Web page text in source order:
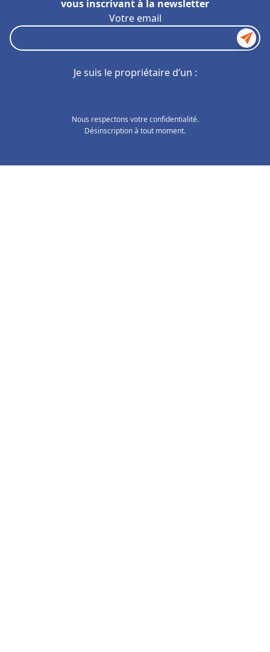
vous inscrivant à la newsletter
Votre email
Je suis le propriétaire d’un :
Nous respectons votre confidentialité.
Désinscription à tout moment.